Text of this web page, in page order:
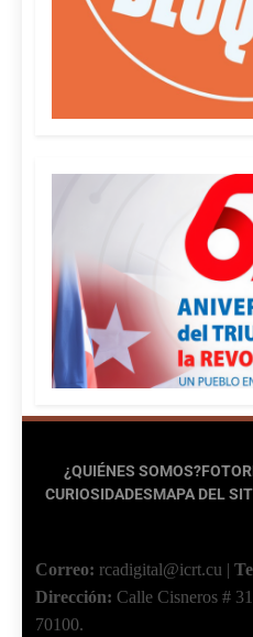
¿QUIÉNES SOMOS?
CURIOSIDADESMAPA DEL
Correo: rcadigital@icrt.cu |
Dirección: Calle Cisneros #
70100.